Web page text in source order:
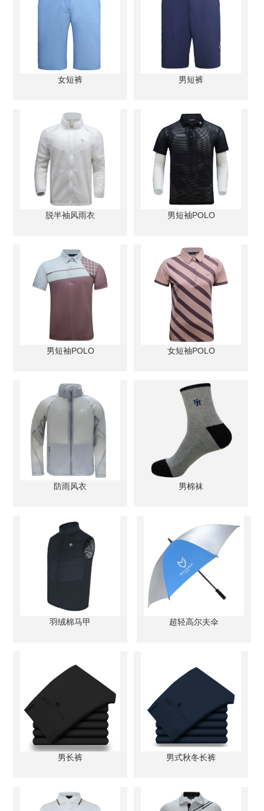
女短裤 男短裤
脱半袖风雨衣 男短袖POLO
男短袖POLO 女短袖POLO
防雨风衣 男棉袜
羽绒棉马甲 超轻高尔夫伞
男长裤 男式秋冬长裤